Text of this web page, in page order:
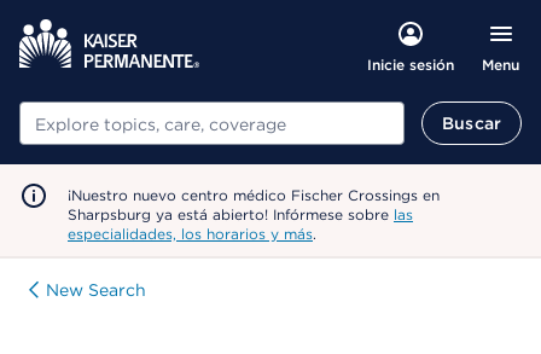
Inicie sesión Menu
Buscar Buscar
¡Nuestro nuevo centro médico Fischer Crossings en
Sharpsburg ya está abierto! Infórmese sobre las
especialidades, los horarios y más.
New Search